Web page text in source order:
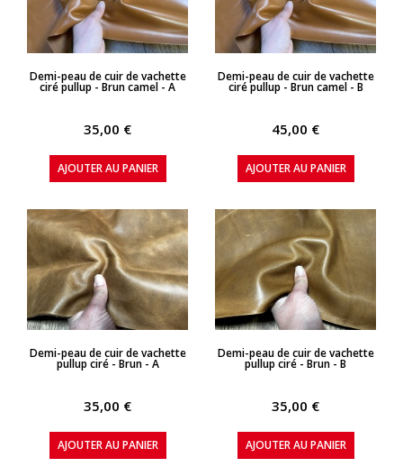
APERÇU RAPIDE
Demi-peau de cuir de vachette
ciré pullup - Brun camel - A
35,00 €
AJOUTER AU PANIER
APERÇU RAPIDE
Demi-peau de cuir de vachette
ciré pullup - Brun camel - B
45,00 €
AJOUTER AU PANIER
APERÇU RAPIDE
Demi-peau de cuir de vachette
pullup ciré - Brun - A
35,00 €
AJOUTER AU PANIER
APERÇU RAPIDE
Demi-peau de cuir de vachette
pullup ciré - Brun - B
35,00 €
AJOUTER AU PANIER